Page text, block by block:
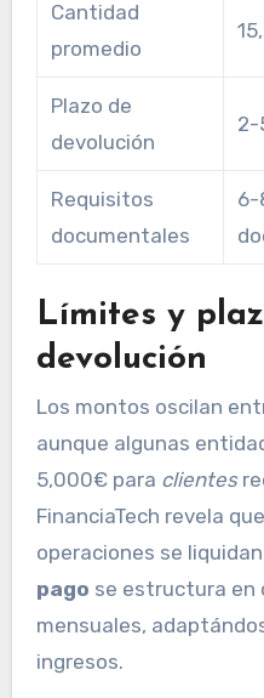
Cantidad
promedio
Plazo de
devolución
2-
Requisitos
documentales
6-
Límites y
devolución
Los montos oscilan
aunque algunas
5,000€ para clientes
FinanciaTech revela
operaciones se
pago se estructura en
mensuales,
ingresos.